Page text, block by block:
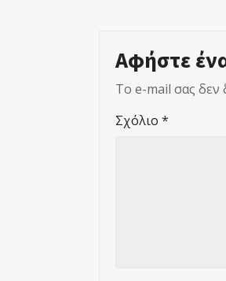
Αφήστε
Το e-mail σας δεν
Σχόλιο *